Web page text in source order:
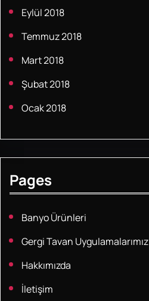
Eylül 2018
Temmuz 2018
Mart 2018
Şubat 2018
Ocak 2018
Pages
Banyo Ürünleri
Gergi Tavan Uygulamalarımız
Hakkımızda
İletişim